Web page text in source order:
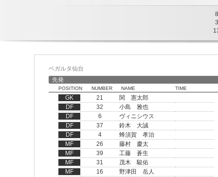
8
3
ベガルタ仙台
先発
POSITION NUMBER NAME TIME
GK 21
関 憲太郎
DF
32
小島 雅也
DF
6
ヴィニシウス
DF
37
鈴木 大誠
DF
4
蜂須賀 孝治
MF
26
藤村 慶太
MF
39
工藤 蒼生
MF
31
茂木 駿佑
MF
16
野津田 岳人